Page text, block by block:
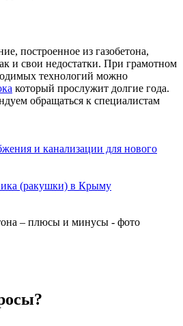
построенное из газобетона,
и свои недостатки. При грамотном
технологий можно
который прослужит долгие года.
обращаться к специалистам
и канализации для нового
(ракушки) в Крыму